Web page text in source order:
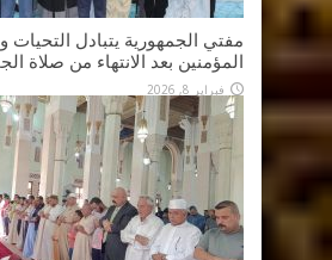
مفتي الجمهورية يتبادل التحيات
المؤمنين بعد الانتهاء من صلاة
فبراير 8, 2026